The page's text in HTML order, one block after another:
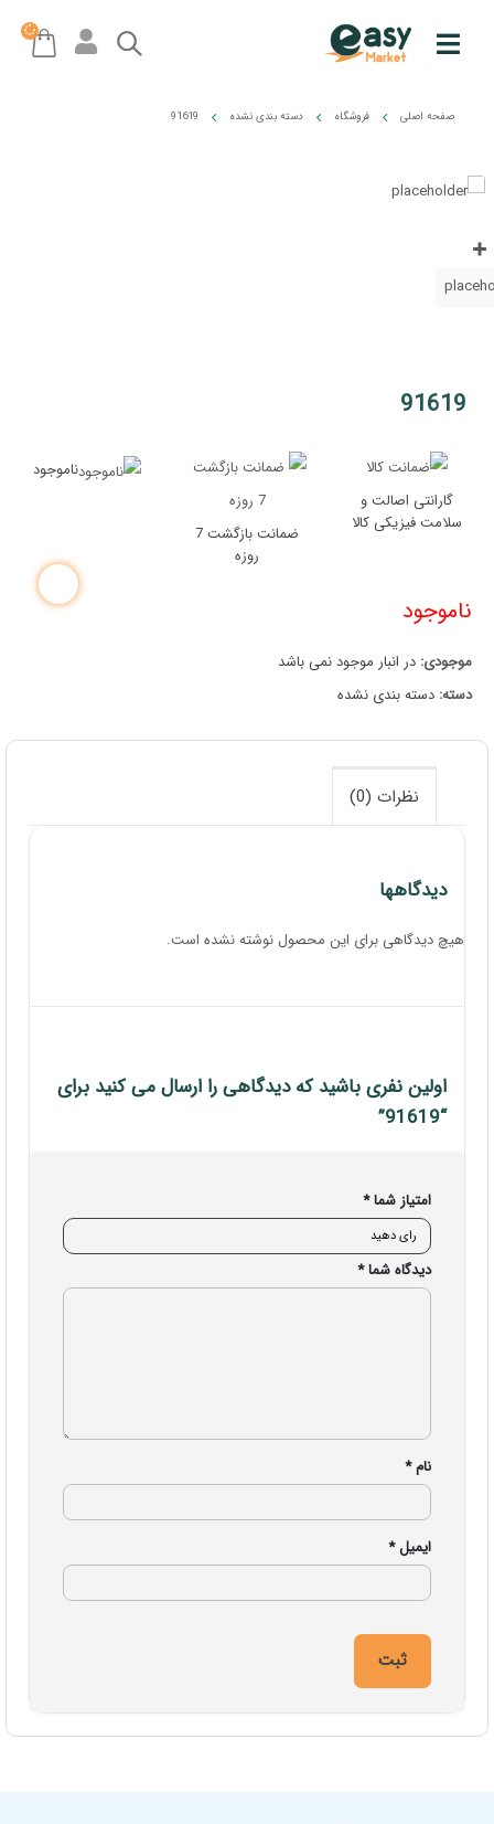
صفحه اصلی فروشگاه دسته بندی نشده 91619
91619
گارانتی اصالت و
سلامت فیزیکی کالا
ضمانت بازگشت 7
روزه
ناموجود
ناموجود
موجودی: در انبار موجود نمی باشد
دسته: دسته بندی نشده
نظرات (0)
دیدگاهها
هیچ دیدگاهی برای این محصول نوشته نشده است.
اولین نفری باشید که دیدگاهی را ارسال می کنید برای
“91619”
امتیاز شما*
دیدگاه شما*
نام*
ایمیل*